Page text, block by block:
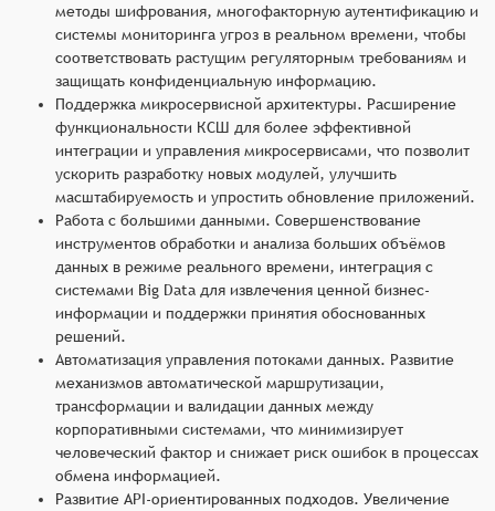
методы шифрования, многофакторную аутентификацию и
системы мониторинга угроз в реальном времени, чтобы
соответствовать растущим регуляторным требованиям и
защищать конфиденциальную информацию.
Поддержка микросервисной архитектуры. Расширение
функциональности КСШ для более эффективной
интеграции и управления микросервисами, что позволит
ускорить разработку новых модулей, улучшить
масштабируемость и упростить обновление приложений.
Работа с большими данными. Совершенствование
инструментов обработки и анализа больших объёмов
данных в режиме реального времени, интеграция с
системами Big Data для извлечения ценной бизнес-
информации и поддержки принятия обоснованных
решений.
Автоматизация управления потоками данных. Развитие
механизмов автоматической маршрутизации,
трансформации и валидации данных между
корпоративными системами, что минимизирует
человеческий фактор и снижает риск ошибок в процессах
обмена информацией.
Развитие API-ориентированных подходов. Увеличение